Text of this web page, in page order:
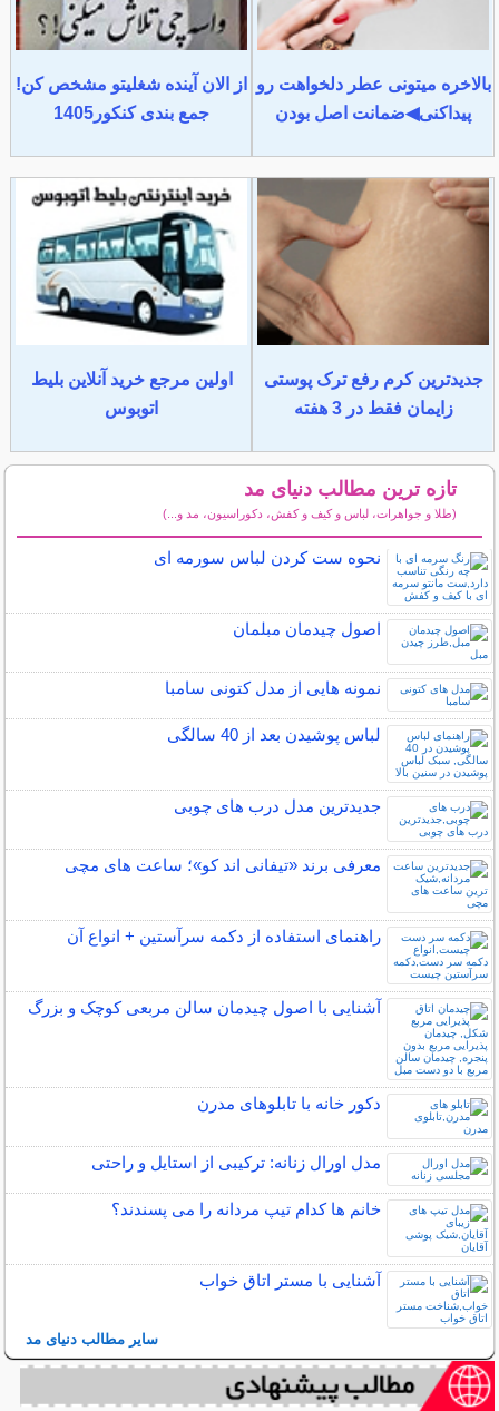
بالاخره میتونی عطر دلخواهت رو
پیداکنی◀ضمانت اصل بودن
از الان آینده شغلیتو مشخص کن!
جمع بندی کنکور1405
جدیدترین کرم رفع ترک پوستی
زایمان فقط در 3 هفته
اولین مرجع خرید آنلاین بلیط
اتوبوس
تازه ترین مطالب دنیای مد
(طلا و جواهرات، لباس و کیف و کفش، دکوراسیون، مد و...)
نحوه ست کردن لباس سورمه ای
اصول چیدمان مبلمان
نمونه هایی از مدل کتونی سامبا
لباس پوشیدن بعد از 40 سالگی
جدیدترین مدل درب های چوبی
معرفی برند «تیفانی اند کو»؛ ساعت های مچی
راهنمای استفاده از دکمه سرآستین + انواع آن
آشنایی با اصول چیدمان سالن مربعی کوچک و بزرگ
دکور خانه با تابلوهای مدرن
مدل اورال زنانه: ترکیبی از استایل و راحتی
خانم ها کدام تیپ مردانه را می پسندند؟
آشنایی با مستر اتاق خواب
سایر مطالب دنیای مد